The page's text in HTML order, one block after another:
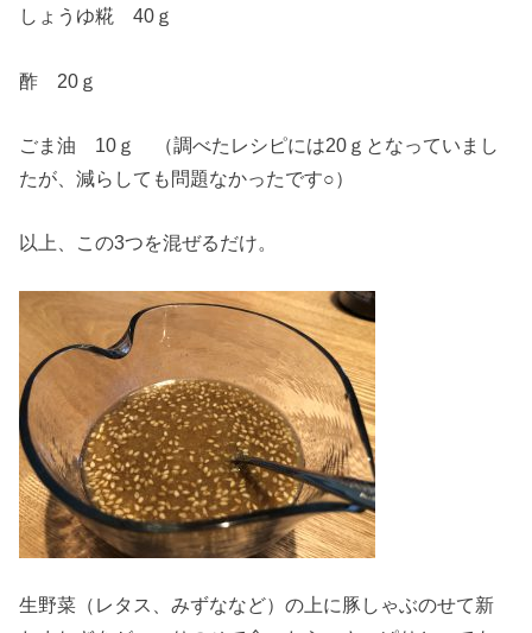
しょうゆ糀 40ｇ
酢 20ｇ
ごま油 10ｇ （調べたレシピには20ｇとなっていまし
たが、減らしても問題なかったです○）
以上、この3つを混ぜるだけ。
生野菜（レタス、みずななど）の上に豚しゃぶのせて新